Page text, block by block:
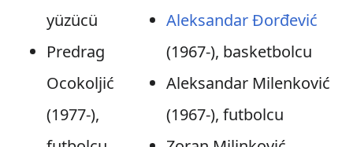
yüzücü
Predrag
Ocokoljić
(1977-),
Aleksandar Đorđević
(1967-), basketbolcu
Aleksandar Milenković
(1967-), futbolcu